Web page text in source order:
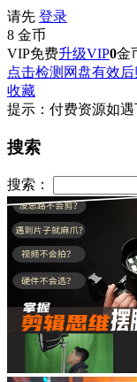
请先 登录
8 金币
VIP免费升级VIP0金
点击检测网盘有效
收藏
提示：付费资源如
搜索
搜索：